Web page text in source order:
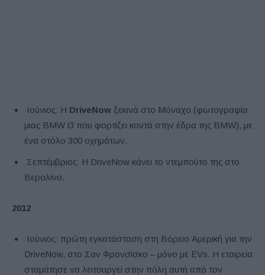
Ιούνιος: Η DriveNow ξεκινά στο Μόναχο (φωτογραφία
μιας BMW i3 που φορτίζει κοντά στην έδρα της BMW), με
ένα στόλο 300 οχημάτων.
Σεπτέμβριος: Η DriveNow κάνει το ντεμπούτο της στο
Βερολίνο.
2012
Ιούνιος: πρώτη εγκατάσταση στη Βόρειο Αμερική για την
DriveNow, στο Σαν Φρανσίσκο – μόνο με EVs. Η εταιρεία
σταμάτησε να λειτουργεί στην πόλη αυτή από τον